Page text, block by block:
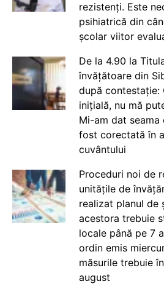
rezistenți. Este
psihiatrică din
școlar viitor
De la 4.90 la
învățătoare din
după contestație:
inițială, nu mă
Mi-am dat seama
fost corectată în
cuvântului
Proceduri noi de
unitățile de
realizat planul de
acestora trebuie
locale până pe 7
ordin emis
măsurile trebuie
august